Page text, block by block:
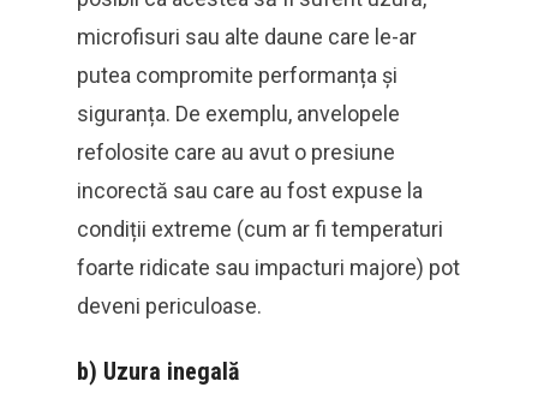
microfisuri sau alte daune care le-ar
putea compromite performanța și
siguranța. De exemplu, anvelopele
refolosite care au avut o presiune
incorectă sau care au fost expuse la
condiții extreme (cum ar fi temperaturi
foarte ridicate sau impacturi majore) pot
deveni periculoase.
b) Uzura inegală